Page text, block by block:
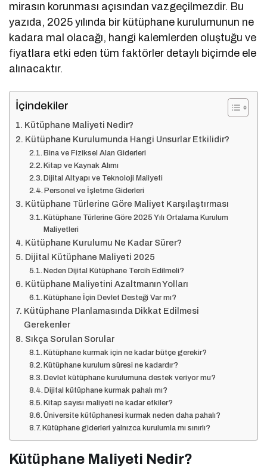
mirasın korunması açısından vazgeçilmezdir. Bu
yazıda, 2025 yılında bir kütüphane kurulumunun ne
kadara mal olacağı, hangi kalemlerden oluştuğu ve
fiyatlara etki eden tüm faktörler detaylı biçimde ele
alınacaktır.
İçindekiler
Kütüphane Maliyeti Nedir?
Kütüphane Kurulumunda Hangi Unsurlar Etkilidir?
Bina ve Fiziksel Alan Giderleri
Kitap ve Kaynak Alımı
Dijital Altyapı ve Teknoloji Maliyeti
Personel ve İşletme Giderleri
Kütüphane Türlerine Göre Maliyet Karşılaştırması
Kütüphane Türlerine Göre 2025 Yılı Ortalama Kurulum
Maliyetleri
Kütüphane Kurulumu Ne Kadar Sürer?
Dijital Kütüphane Maliyeti 2025
Neden Dijital Kütüphane Tercih Edilmeli?
Kütüphane Maliyetini Azaltmanın Yolları
Kütüphane İçin Devlet Desteği Var mı?
Kütüphane Planlamasında Dikkat Edilmesi
Gerekenler
Sıkça Sorulan Sorular
Kütüphane kurmak için ne kadar bütçe gerekir?
Kütüphane kurulum süresi ne kadardır?
Devlet kütüphane kurulumuna destek veriyor mu?
Dijital kütüphane kurmak pahalı mı?
Kitap sayısı maliyeti ne kadar etkiler?
Üniversite kütüphanesi kurmak neden daha pahalı?
Kütüphane giderleri yalnızca kurulumla mı sınırlı?
Kütüphane Maliyeti Nedir?